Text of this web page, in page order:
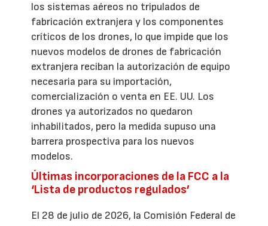
los sistemas aéreos no tripulados de
fabricación extranjera y los componentes
críticos de los drones, lo que impide que los
nuevos modelos de drones de fabricación
extranjera reciban la autorización de equipo
necesaria para su importación,
comercialización o venta en EE. UU. Los
drones ya autorizados no quedaron
inhabilitados, pero la medida supuso una
barrera prospectiva para los nuevos
modelos.
Últimas incorporaciones de la FCC a la
‘Lista de productos regulados’
El 28 de julio de 2026, la Comisión Federal de